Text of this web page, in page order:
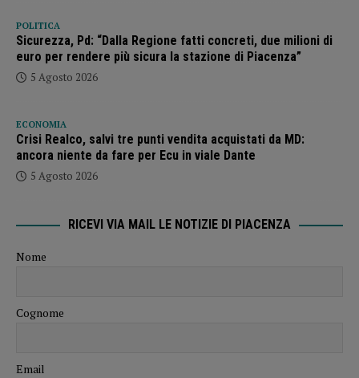
POLITICA
Sicurezza, Pd: “Dalla Regione fatti concreti, due milioni di
euro per rendere più sicura la stazione di Piacenza”
5 Agosto 2026
ECONOMIA
Crisi Realco, salvi tre punti vendita acquistati da MD:
ancora niente da fare per Ecu in viale Dante
5 Agosto 2026
RICEVI VIA MAIL LE NOTIZIE DI PIACENZA
Nome
Cognome
Email